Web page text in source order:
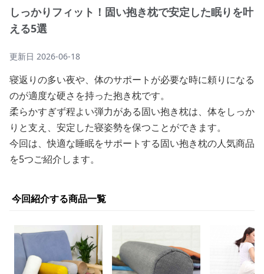
しっかりフィット！固い抱き枕で安定した眠りを叶
える5選
更新日 2026-06-18
寝返りの多い夜や、体のサポートが必要な時に頼りになる
のが適度な硬さを持った抱き枕です。
柔らかすぎず程よい弾力がある固い抱き枕は、体をしっか
りと支え、安定した寝姿勢を保つことができます。
今回は、快適な睡眠をサポートする固い抱き枕の人気商品
を5つご紹介します。
今回紹介する商品一覧